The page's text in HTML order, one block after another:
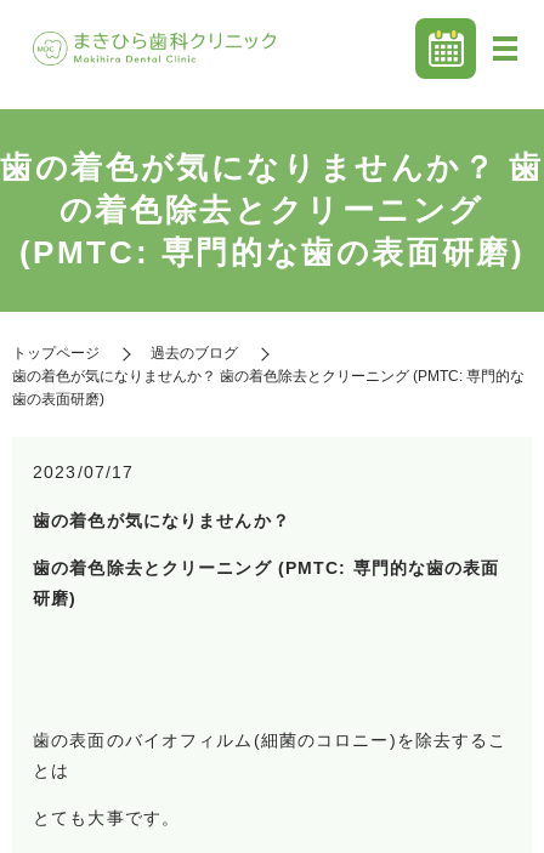
歯の着色が気になりませんか？ 歯
の着色除去とクリーニング
(PMTC: 専門的な歯の表面研磨)
トップページ
過去のブログ
歯の着色が気になりませんか？ 歯の着色除去とクリーニング (PMTC: 専門的な
歯の表面研磨)
2023/07/17
歯の着色が気になりませんか？
歯の着色除去とクリーニング (PMTC: 専門的な歯の表面
研磨)
歯の表面のバイオフィルム(細菌のコロニー)を除去するこ
とは
とても大事です。